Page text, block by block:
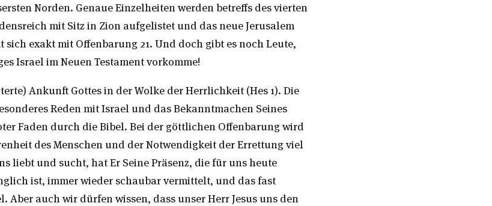
Norden. Genaue Einzelheiten werden betreffs des vierten
mit Sitz in Zion aufgelistet und das neue Jerusalem
sich exakt mit Offenbarung 21. Und doch gibt es noch Leute,
Israel im Neuen Testament vorkomme!
Ankunft Gottes in der Wolke der Herrlichkeit (Hes 1). Die
Reden mit Israel und das Bekanntmachen Seines
Faden durch die Bibel. Bei der göttlichen Offenbarung wird
des Menschen und der Notwendigkeit der Errettung viel
liebt und sucht, hat Er Seine Präsenz, die für uns heute
ist, immer wieder schaubar vermittelt, und das fast
Aber auch wir dürfen wissen, dass unser Herr Jesus uns den